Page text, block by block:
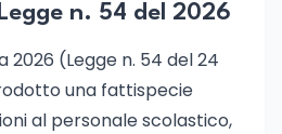
n. 54 del 2026
2026 (Legge n. 54 del 24
una fattispecie
al personale scolastico,